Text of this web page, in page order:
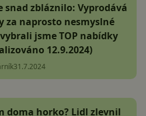
snad zbláznilo: Vyprodává
za naprosto nesmyslné
jsme TOP nabídky
12.9.2024)
31.7.2024
doma horko? Lidl zlevnil